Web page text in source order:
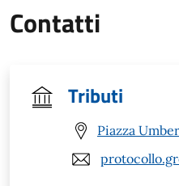
Contatti
Tributi
Piazza